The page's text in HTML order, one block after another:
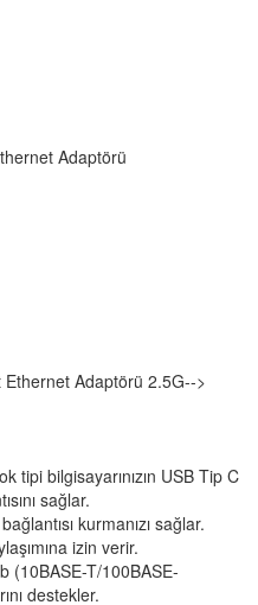
Adaptörü
Adaptörü 2.5G-->
tipi bilgisayarınızın USB Tip C
sağlar.
kurmanızı sağlar.
izin verir.
(10BASE-T/100BASE-
destekler.